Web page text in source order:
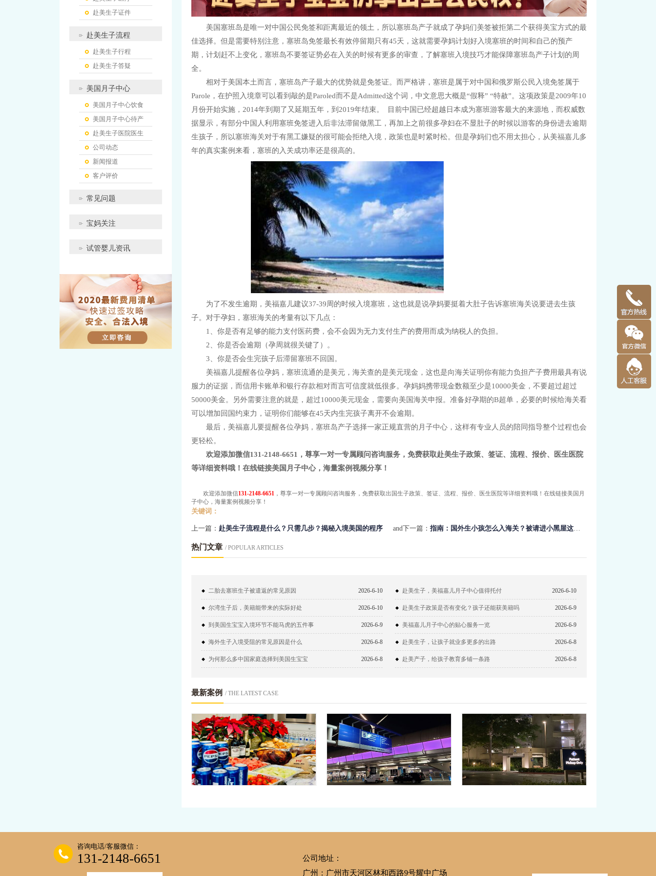
美国塞班岛是唯一对中国公民免签和距离最近的领土，所以塞班岛产子就成了孕妈们美签被拒第二个获得美宝方式的最
佳选择。但是需要特别注意，塞班岛免签最长有效停留期只有45天，这就需要孕妈计划好入境塞班的时间和自己的预产
期，计划赶不上变化，塞班岛不要签证势必在入关的时候有更多的审查，了解塞班入境技巧才能保障塞班岛产子计划的周
全。
相对于美国本土而言，塞班岛产子最大的优势就是免签证。而严格讲，塞班是属于对中国和俄罗斯公民入境免签属于
Parole，在护照入境章可以看到敲的是Paroled而不是Admitted这个词，中文意思大概是“假释” “特赦”。这项政策是2009年10
月份开始实施，2014年到期了又延期五年，到2019年结束。 目前中国已经超越日本成为塞班游客最大的来源地，而权威数
据显示，有部分中国人利用塞班免签进入后非法滞留做黑工，再加上之前很多孕妇在不显肚子的时候以游客的身份进去逾期
生孩子，所以塞班海关对于有黑工嫌疑的很可能会拒绝入境，政策也是时紧时松。但是孕妈们也不用太担心，从美福嘉儿多
年的真实案例来看，塞班的入关成功率还是很高的。
为了不发生逾期，美福嘉儿建议37-39周的时候入境塞班，这也就是说孕妈要挺着大肚子告诉塞班海关说要进去生孩
子。对于孕妇，塞班海关的考量有以下几点：
1、你是否有足够的能力支付医药费，会不会因为无力支付生产的费用而成为纳税人的负担。
2、你是否会逾期（孕周就很关键了）。
3、你是否会生完孩子后滞留塞班不回国。
美福嘉儿提醒各位孕妈，塞班流通的是美元，海关查的是美元现金，这也是向海关证明你有能力负担产子费用最具有说
服力的证据，而信用卡账单和银行存款相对而言可信度就低很多。孕妈妈携带现金数额至少是10000美金，不要超过超过
50000美金。另外需要注意的就是，超过10000美元现金，需要向美国海关申报。准备好孕期的B超单，必要的时候给海关看
可以增加回国约束力，证明你们能够在45天内生完孩子离开不会逾期。
最后，美福嘉儿要提醒各位孕妈，塞班岛产子选择一家正规直营的月子中心，这样有专业人员的陪同指导整个过程也会
更轻松。
欢迎添加微信131-2148-6651，尊享一对一专属顾问咨询服务，免费获取赴美生子政策、签证、流程、报价、医生医院
等详细资料哦！在线链接美国月子中心，海量案例视频分享！
欢迎添加微信131-2148-6651 ，尊享一对一专属顾问咨询服务，免费获取​出国生子政策、签证、流程、报价、医生医院等详细资料哦！在线链接美国月
子中心，海量案例视频分享！
关键词：
上一篇： 赴美生子流程是什么？只需几步？揭秘入境美国的程序 and下一篇：指南：国外生小孩怎么入海关？被请进小黑屋这么做！
热门文章 / POPULAR ARTICLES
二胎去塞班生子被遣返的常见原因 2026-6-10 赴美生子，美福嘉儿月子中心值得托付 2026-6-10
尔湾生子后，美籍能带来的实际好处 2026-6-10 赴美生子政策是否有变化？孩子还能获美籍吗 2026-6-9
到美国生宝宝入境环节不能马虎的五件事 2026-6-9 美福嘉儿月子中心的贴心服务一览 2026-6-9
海外生子入境受阻的常见原因是什么 2026-6-8 赴美生子，让孩子就业多更多的出路 2026-6-8
为何那么多中国家庭选择到美国生宝宝 2026-6-8 赴美产子，给孩子教育多铺一条路 2026-6-8
最新案例 / THE LATEST CASE
赴美生子证件
赴美生子流程
赴美生子行程
赴美生子答疑
美国月子中心
美国月子中心饮食
美国月子中心待产
赴美生子医院医生
公司动态
新闻报道
客户评价
常见问题
宝妈关注
试管婴儿资讯
咨询电话/客服微信：
131-2148-6651
公司地址：
广州：广州市天河区林和西路9号耀中广场